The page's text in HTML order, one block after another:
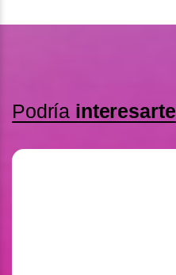
Podría interesarte